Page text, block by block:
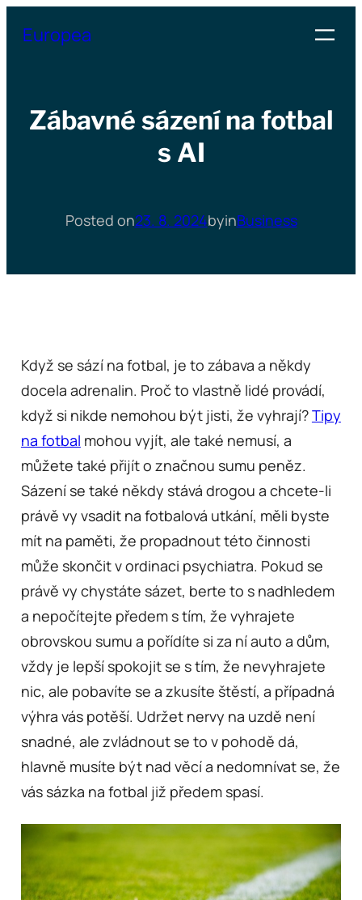
Europea
Zábavné sázení na fotbal
s AI
Posted on23. 8. 2024byinBusiness
Když se sází na fotbal, je to zábava a někdy
docela adrenalin. Proč to vlastně lidé provádí,
když si nikde nemohou být jisti, že vyhrají?Tipy
na fotbal mohou vyjít, ale také nemusí, a
můžete také přijít o značnou sumu peněz.
Sázení se také někdy stává drogou a chcete-li
právě vy vsadit na fotbalová utkání, měli byste
mít na paměti, že propadnout této činnosti
může skončit v ordinaci psychiatra. Pokud se
právě vy chystáte sázet, berte to s nadhledem
a nepočítejte předem s tím, že vyhrajete
obrovskou sumu a pořídíte si za ní auto a dům,
vždy je lepší spokojit se s tím, že nevyhrajete
nic, ale pobavíte se a zkusíte štěstí, a případná
výhra vás potěší. Udržet nervy na uzdě není
snadné, ale zvládnout se to v pohodě dá,
hlavně musíte být nad věcí a nedomnívat se, že
vás sázka na fotbal již předem spasí.